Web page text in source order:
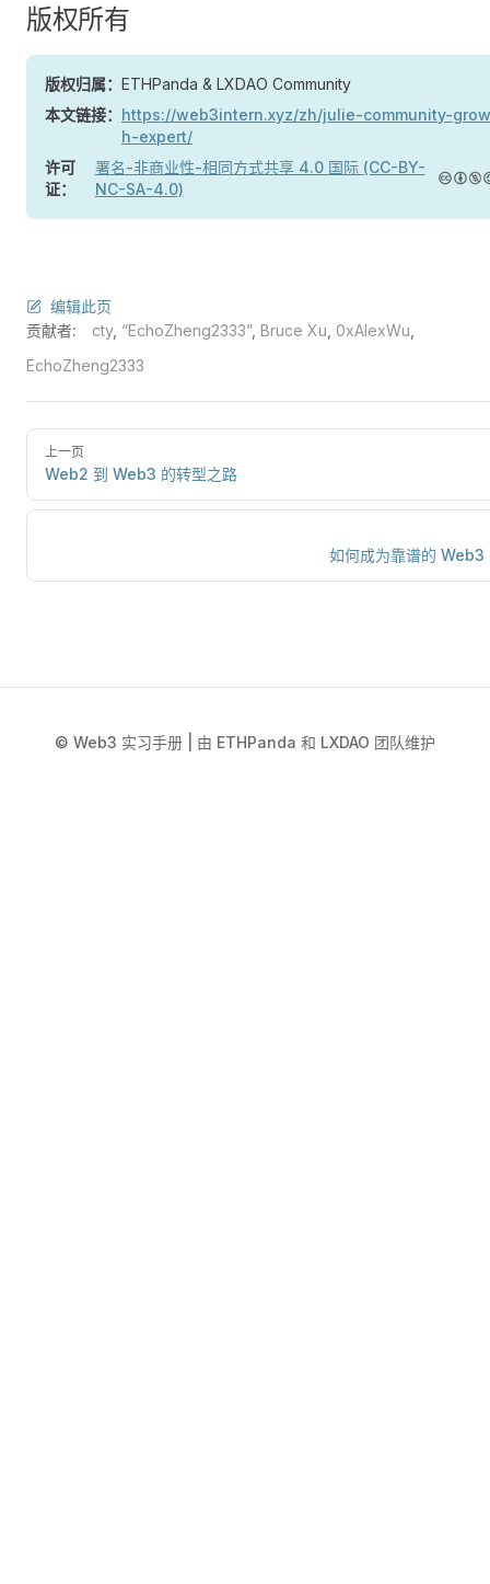
版权所有
版权归属： ETHPanda & LXDAO Community
本文链接： https://web3intern.xyz/zh/julie-community-
h-expert/
许可
证：
署名-非商业性-相同方式共享 4.0 国际 (CC-BY-
NC-SA-4.0)
编辑此页
贡献者:
cty, “EchoZheng2333”, Bruce Xu 0xAlexWu
EchoZheng2333
上一页
Web2 到 Web3 的转型之路
如何成为靠谱的 Web3
© Web3 实习手册 | 由 ETHPanda 和 LXDAO 团队维护